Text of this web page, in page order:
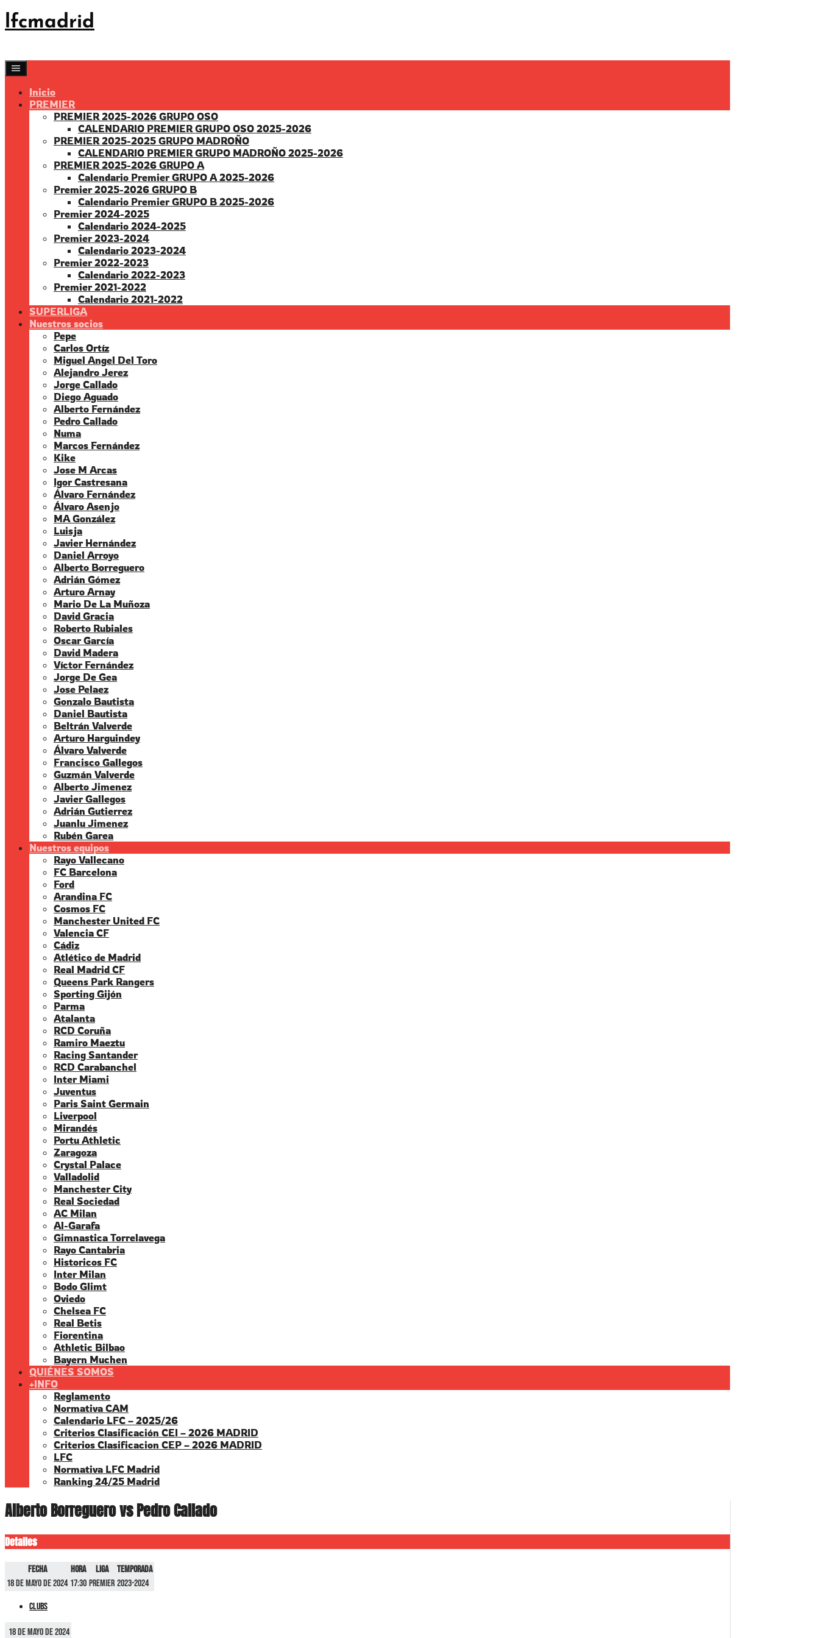
Saltar
al
lfcmadrid
Inicio
PREMIER
PREMIER 2025-2026 GRUPO OSO
CALENDARIO PREMIER GRUPO OSO 2025-2026
PREMIER 2025-2025 GRUPO MADROÑO
CALENDARIO PREMIER GRUPO MADROÑO 2025-2026
PREMIER 2025-2026 GRUPO A
Calendario Premier GRUPO A 2025-2026
Premier 2025-2026 GRUPO B
Calendario Premier GRUPO B 2025-2026
Premier 2024-2025
Calendario 2024-2025
Premier 2023-2024
Calendario 2023-2024
Premier 2022-2023
Calendario 2022-2023
Premier 2021-2022
Calendario 2021-2022
SUPERLIGA
Nuestros socios
Pepe
Carlos Ortíz
Miguel Angel Del Toro
Alejandro Jerez
Jorge Callado
Diego Aguado
Alberto Fernández
Pedro Callado
Numa
Marcos Fernández
Kike
Jose M Arcas
Igor Castresana
Álvaro Fernández
Álvaro Asenjo
MA González
Luisja
Javier Hernández
Daniel Arroyo
Alberto Borreguero
Adrián Gómez
Arturo Arnay
Mario De La Muñoza
David Gracia
Roberto Rubiales
Oscar García
David Madera
Víctor Fernández
Jorge De Gea
Jose Pelaez
Gonzalo Bautista
Daniel Bautista
Beltrán Valverde
Arturo Harguindey
Álvaro Valverde
Francisco Gallegos
Guzmán Valverde
Alberto Jimenez
Javier Gallegos
Adrián Gutierrez
Juanlu Jimenez
Rubén Garea
Nuestros equipos
Rayo Vallecano
FC Barcelona
Ford
Arandina FC
Cosmos FC
Manchester United FC
Valencia CF
Cádiz
Atlético de Madrid
Real Madrid CF
Queens Park Rangers
Sporting Gijón
Parma
Atalanta
RCD Coruña
Ramiro Maeztu
Racing Santander
RCD Carabanchel
Inter Miami
Juventus
Paris Saint Germain
Liverpool
Mirandés
Portu Athletic
Zaragoza
Crystal Palace
Valladolid
Manchester City
Real Sociedad
AC Milan
Al-Garafa
Gimnastica Torrelavega
Rayo Cantabria
Historicos FC
Inter Milan
Bodo Glimt
Oviedo
Chelsea FC
Real Betis
Fiorentina
Athletic Bilbao
Bayern Muchen
QUIÉNES SOMOS
+INFO
Reglamento
Normativa CAM
Calendario LFC – 2025/26
Criterios Clasificación CEI – 2026 MADRID
Criterios Clasificacion CEP – 2026 MADRID
LFC
Normativa LFC Madrid
Ranking 24/25 Madrid
Alberto Borreguero vs Pedro Callado
Detalles
Fecha Hora Liga
Temporada
18 de mayo de 2024 17:30 Premier 2023-2024
Clubs
18 de mayo de 2024